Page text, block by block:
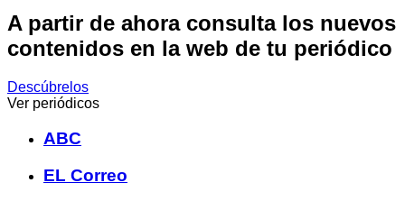
A partir de ahora consulta los nuevos
contenidos en la web de tu periódico
Descúbrelos
Ver periódicos
ABC
EL Correo